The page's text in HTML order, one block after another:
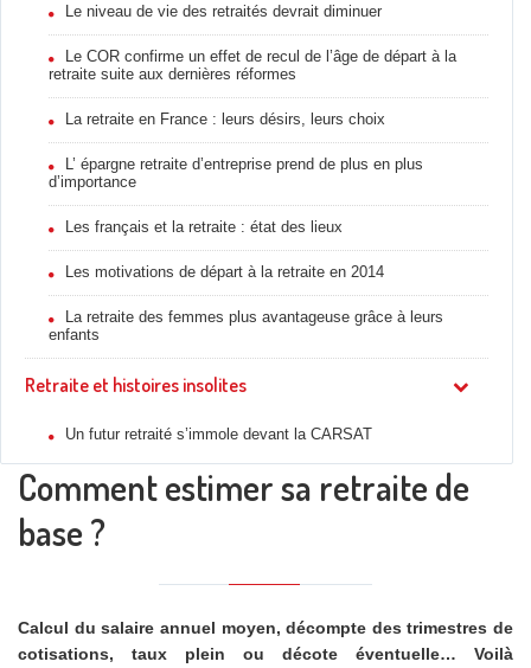
Le niveau de vie des retraités devrait diminuer
Le COR confirme un effet de recul de l’âge de départ à la
retraite suite aux dernières réformes
La retraite en France : leurs désirs, leurs choix
L’ épargne retraite d’entreprise prend de plus en plus
d’importance
Les français et la retraite : état des lieux
Les motivations de départ à la retraite en 2014
La retraite des femmes plus avantageuse grâce à leurs
enfants
Retraite et histoires insolites
Un futur retraité s’immole devant la CARSAT
Comment estimer sa retraite de
base ?
Calcul du salaire annuel moyen, décompte des trimestres de
cotisations, taux plein ou décote éventuelle… Voilà